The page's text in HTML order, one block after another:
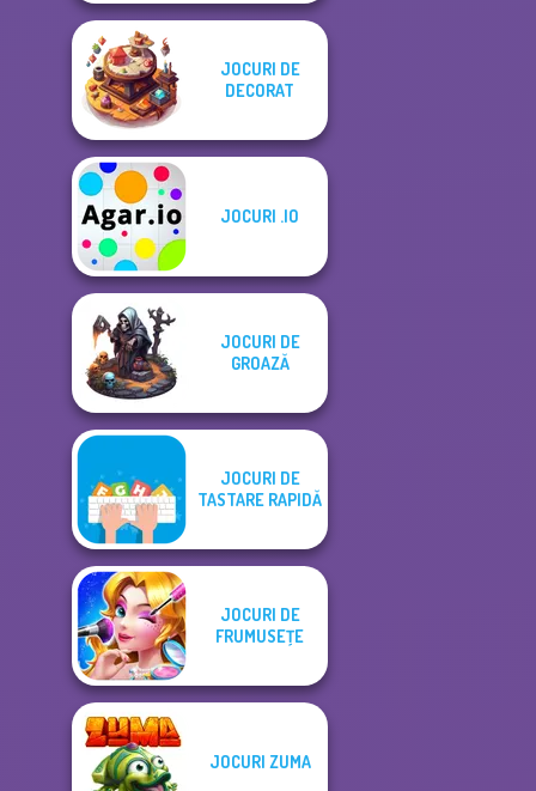
JOCURI DE
DECORAT
JOCURI .IO
JOCURI DE
GROAZĂ
JOCURI DE
TASTARE RAPIDĂ
JOCURI DE
FRUMUSEŢE
JOCURI ZUMA